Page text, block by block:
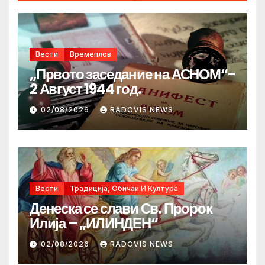
Вести Времеплов
„Првото заседание на АСНОМ“-
2 Август 1944 год.
02/08/2026 RADOVIS NEWS
Вести Традиција, Обичаи И Култура
Денеска се слави Св. Пророк
Илија – „ИЛИНДЕН“
02/08/2026 RADOVIS NEWS